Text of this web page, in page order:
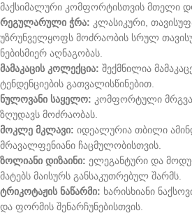
მაქსიმალური კომფორტისთვის მთელი
რეგულარული ჭრა: კლასიკური,
უზრუნველყოფს მოძრაობის სრულ
ნებისმიერ აღნაგობას.
მამაკაცის კოლექცია: შექმნილია
ტენდენციების გათვალისწინებით.
ნულოვანი საყელო: კომფორტული
ზღუდავს მოძრაობას.
მოკლე მკლავი: იდეალურია თბილი
მრავალფენიანი ჩაცმულობისთვის.
ზოლიანი დიზაინი: ელეგანტური და
მატებს მაისურს განსაკუთრებულ შარმს.
ტრიკოტაჟის ნაწარმი: ხარისხიანი
და ფორმის შენარჩუნებისთვის.